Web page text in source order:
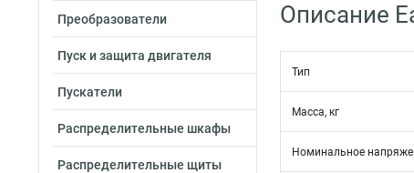
Преобразователи
Пуск и защита двигателя
Пускатели
Распределительные шкафы
Распределительные щиты
Описание
Тип
Масса, кг
Номинальное